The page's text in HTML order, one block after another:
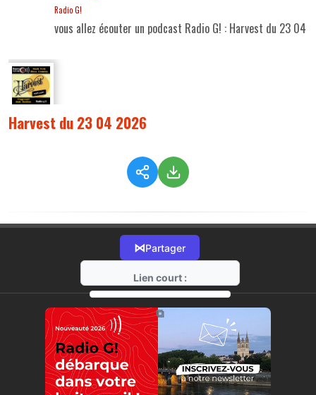
Radio G!
vous allez écouter un podcast Radio G! : Harvest du 23 04
Harvest du 23 04 2026
⋈Partager
Lien court :
https://radio-g.fr?21798
⧉